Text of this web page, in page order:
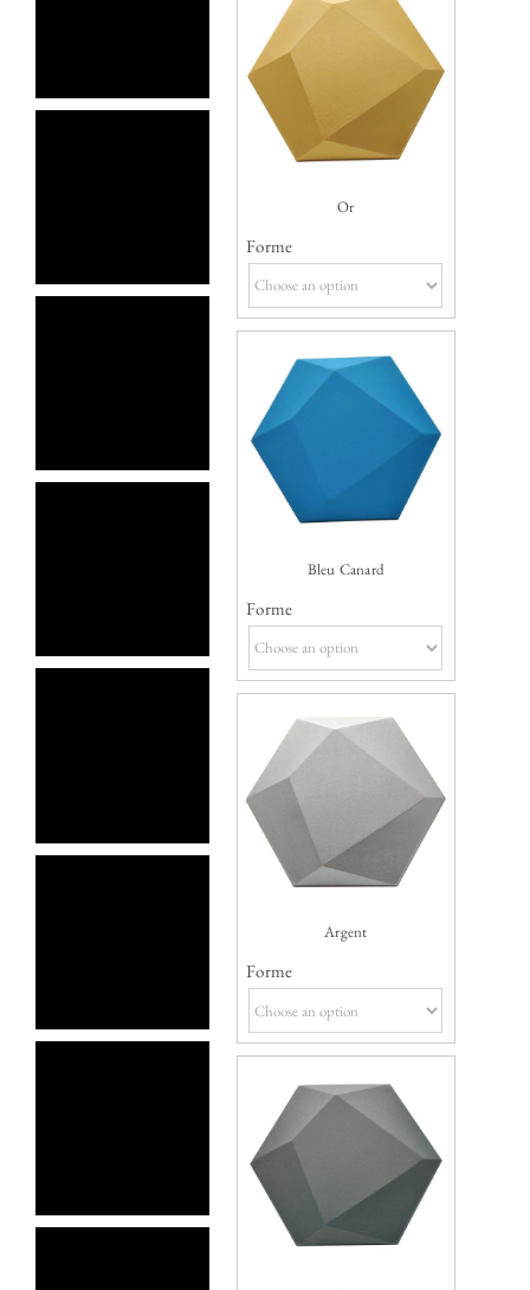
Or
Forme
Bleu Canard
Forme
Argent
Forme